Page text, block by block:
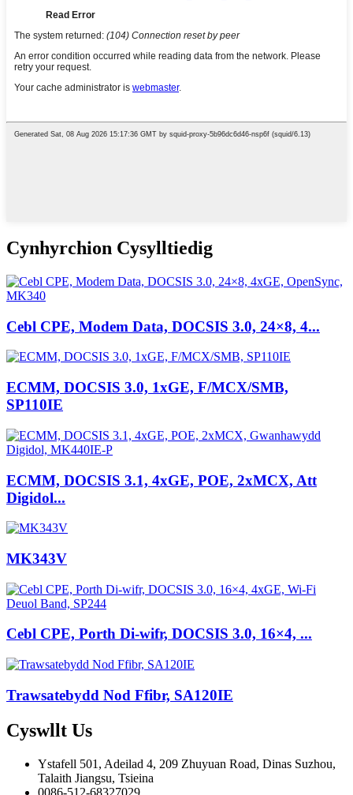
Cynhyrchion Cysylltiedig
Cebl CPE, Modem Data, DOCSIS 3.0, 24×8, 4...
ECMM, DOCSIS 3.0, 1xGE, F/MCX/SMB,
SP110IE
ECMM, DOCSIS 3.1, 4xGE, POE, 2xMCX, Att
Digidol...
MK343V
Cebl CPE, Porth Di-wifr, DOCSIS 3.0, 16×4, ...
Trawsatebydd Nod Ffibr, SA120IE
Cyswllt Us
Ystafell 501, Adeilad 4, 209 Zhuyuan Road, Dinas Suzhou,
Talaith Jiangsu, Tsieina
0086-512-68327029